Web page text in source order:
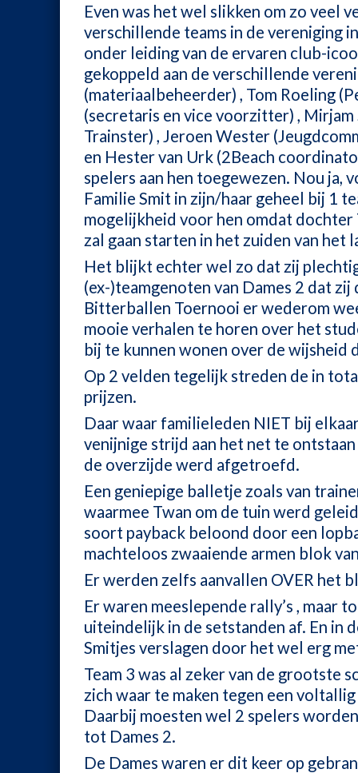
Even was het wel slikken om zo veel
verschillende teams in de vereniging
onder leiding van de ervaren club-
gekoppeld aan de verschillende
(materiaalbeheerder) , Tom Roeling
(secretaris en vice voorzitter) , Mirjam
Trainster) , Jeroen Wester
en Hester van Urk (2Beach
spelers aan hen toegewezen. Nou ja,
Familie Smit in zijn/haar geheel bij 1
mogelijkheid voor hen omdat
zal gaan starten in het zuiden van het
Het blijkt echter wel zo dat zij
(ex-)teamgenoten van Dames 2 dat
Bitterballen Toernooi er wederom
mooie verhalen te horen over het
bij te kunnen wonen over de wijsheid
Op 2 velden tegelijk streden de in
prijzen.
Daar waar familieleden NIET bij
venijnige strijd aan het net te
de overzijde werd afgetroefd.
Een geniepige balletje zoals van
waarmee Twan om de tuin werd
soort payback beloond door een
machteloos zwaaiende armen blok
Er werden zelfs aanvallen OVER het
Er waren meeslepende rally’s , maar
uiteindelijk in de setstanden af. En in
Smitjes verslagen door het wel erg
Team 3 was al zeker van de grootste
zich waar te maken tegen een
Daarbij moesten wel 2 spelers
tot Dames 2.
De Dames waren er dit keer op